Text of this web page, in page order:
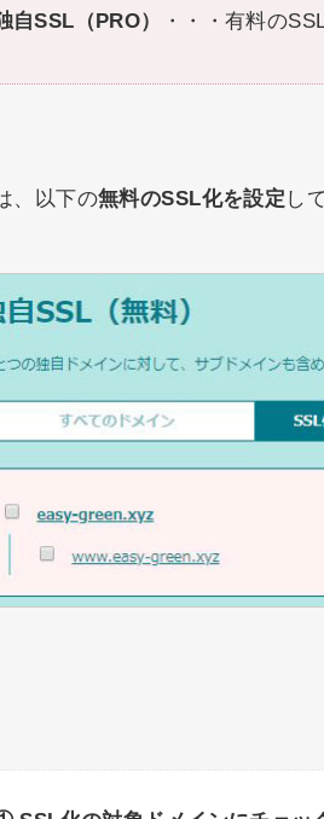
自SSL（PRO） ・・・有料の
、以下の無料のSSL化を設定 し